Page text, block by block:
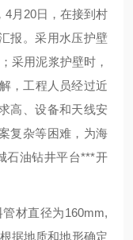
4月20日，在接到村
报。采用水压护壁
采用泥浆护壁时，
，工程人员经过近
高、设备和天线安
复杂等困难，为海
石油钻井平台***开
材直径为160mm,
据地质和地形确定